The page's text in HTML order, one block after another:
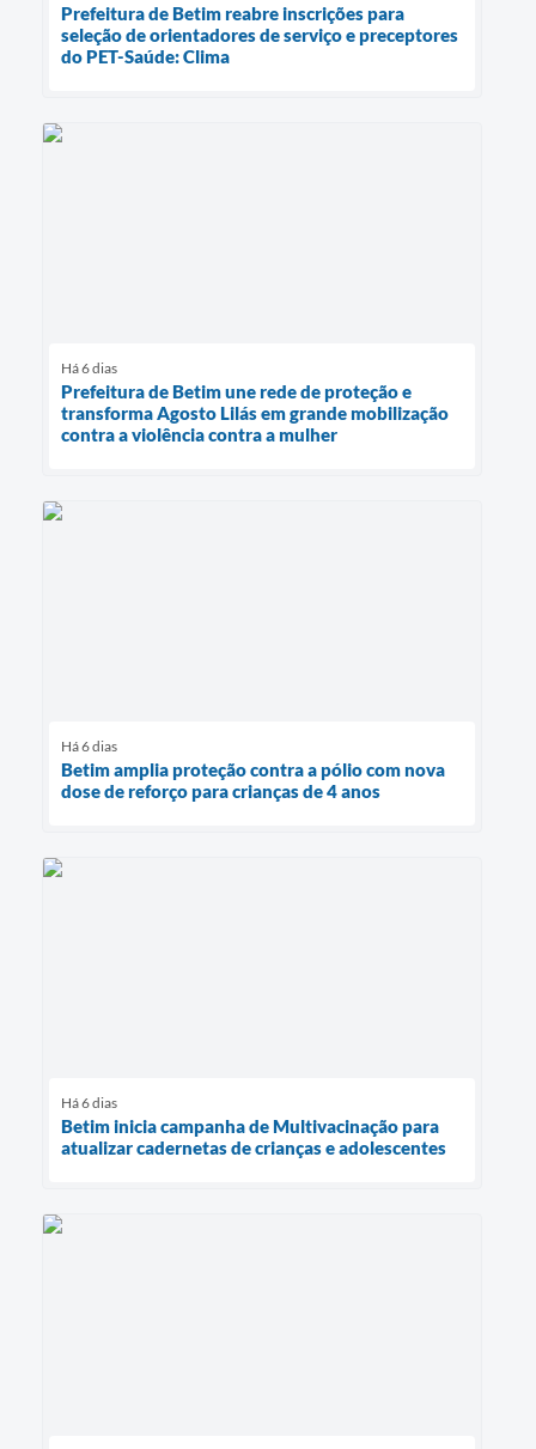
Prefeitura de Betim reabre inscrições para
seleção de orientadores de serviço e preceptores
do PET-Saúde: Clima
Há 6 dias
Prefeitura de Betim une rede de proteção e
transforma Agosto Lilás em grande mobilização
contra a violência contra a mulher
Há 6 dias
Betim amplia proteção contra a pólio com nova
dose de reforço para crianças de 4 anos
Há 6 dias
Betim inicia campanha de Multivacinação para
atualizar cadernetas de crianças e adolescentes